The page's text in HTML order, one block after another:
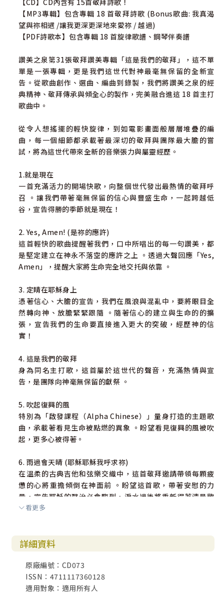
【CD】CD內含有 15首敬拜詩歌！
【MP3專輯】包含專輯 18 首敬拜詩歌 (Bonus歌曲: 我真渴
望與祢相遇 /讓我更深更深地來愛祢 / 越過)
【PDF詩歌本】包含專輯 18 首旋律歌譜、鋼琴伴奏譜
讚美之泉第31張敬拜讚美專輯「這是我們的敬拜」，這不單
單是一張專輯，更是我們這世代對神最毫無保留的全新宣
告。從歌曲創作、選曲、編曲到錄製，我們將讚美之泉的經
典精神、敬拜傳承與傾全心的製作，完美融合進這 18 首主打
歌曲中。
從令人想搖擺的輕快旋律，到如電影畫面般層層堆疊的編
曲，每一個細節都承載著最深切的敬拜與團隊最大膽的嘗
試，將為這世代帶來全新的音樂張力與屬靈經歷。
1.就是現在
一首充滿活力的開場快歌，向整個世代發出最熱情的敬拜呼
召 。讓我們帶著毫無保留的信心與豐盛生命，一起跨越低
谷，宣告得勝的季節就是現在！
​​2. Yes, Amen! (是祢的應許)
這首輕快的歌曲提醒著我們，口中所唱出的每一句讚美，都
是堅定建立在神永不落空的應許之上 。透過大聲回應「Yes,
Amen」，提醒大家將生命完全地交托與依靠 。
3. 定睛在耶穌身上
憑著信心、大膽的宣告，我們在風浪與混亂中，要將眼目全
然轉向神、放膽緊緊跟隨 。隨著信心的建立與生命的的擴
張，宣告我們的生命要直接進入更大的突破，經歷神的信
實！
4. 這是我們的敬拜
身為同名主打歌，這首屬於這世代的聲音，充滿熱情與宣
告，是團隊向神毫無保留的獻祭 。
5. 吹起復興的風
特別為「啟發課程（Alpha Chinese）」量身打造的主題歌
曲，承載著看見生命被點燃的異象 。盼望看見復興的風被吹
起，更多心被得著。
6. 雨過會天晴 (耶穌耶穌我呼求祢)
在溫柔的古典吉他和弦樂交織中，這首敬拜邀請帶領每顆疲
憊的心將重擔傾倒在神面前 。盼望這首歌，帶著安慰的力
量，宣告耶穌的醫治必會臨到，淚水過後將重新得著清晨歡
呼的喜樂 。
在弦樂和鋼琴的溫柔對話中，有著親密敬拜的空間 。緩緩頌
讚著神的屬性，述說祂滿有憐憫、恩慈，且每天早晨都在更
新廣大無邊的信實 。
8. 我已經與基督同釘十字架
看更多
詳細資料
原廠編號：CD073
ISSN：4711117360128
適用對象：適用所有人